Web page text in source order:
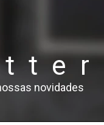
novidades